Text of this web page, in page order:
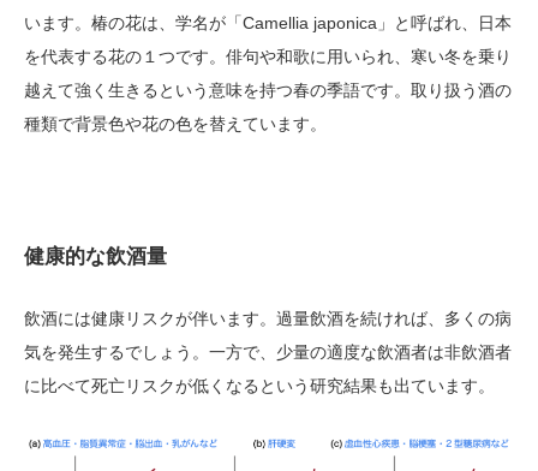
います。椿の花は、学名が「Camellia japonica」と呼ばれ、日本
を代表する花の１つです。俳句や和歌に用いられ、寒い冬を乗り
越えて強く生きるという意味を持つ春の季語です。取り扱う酒の
種類で背景色や花の色を替えています。
健康的な飲酒量
飲酒には健康リスクが伴います。過量飲酒を続ければ、多くの病
気を発生するでしょう。一方で、少量の適度な飲酒者は非飲酒者
に比べて死亡リスクが低くなるという研究結果も出ています。